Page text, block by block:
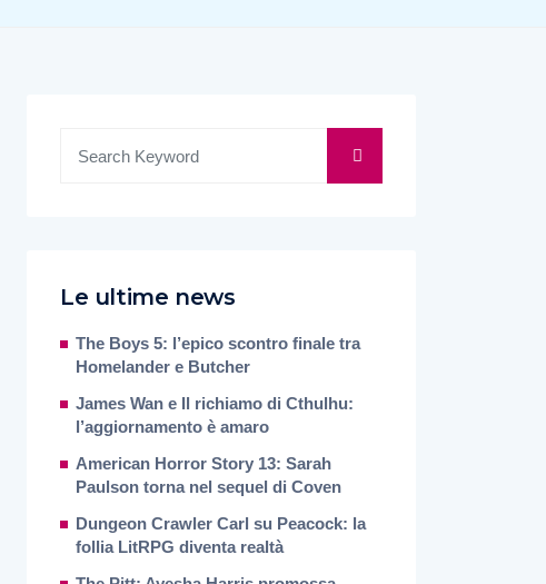
Le ultime news
The Boys 5: l’epico scontro finale tra
Homelander e Butcher
James Wan e Il richiamo di Cthulhu:
l’aggiornamento è amaro
American Horror Story 13: Sarah
Paulson torna nel sequel di Coven
Dungeon Crawler Carl su Peacock: la
follia LitRPG diventa realtà